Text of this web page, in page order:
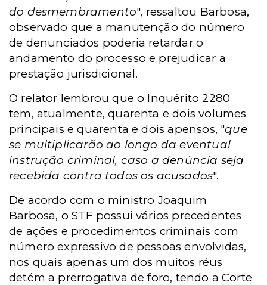
do desmembramento", ressaltou Barbosa,
observado que a manutenção do número
de denunciados poderia retardar o
andamento do processo e prejudicar a
prestação jurisdicional.
O relator lembrou que o Inquérito 2280
tem, atualmente, quarenta e dois volumes
principais e quarenta e dois apensos, "que
se multiplicarão ao longo da eventual
instrução criminal, caso a denúncia seja
recebida contra todos os acusados".
De acordo com o ministro Joaquim
Barbosa, o STF possui vários precedentes
de ações e procedimentos criminais com
número expressivo de pessoas envolvidas,
nos quais apenas um dos muitos réus
detém a prerrogativa de foro, tendo a Corte